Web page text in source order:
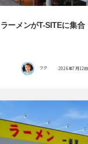
ーメンがT-SITEに集合
フク 2026年7月12日